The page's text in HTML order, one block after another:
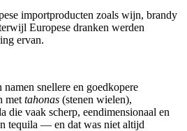
importproducten zoals wijn, brandy
Europese dranken werden
ervan.
snellere en goedkopere
met tahonas (stenen wielen),
die vaak scherp, eendimensionaal en
tequila — en dat was niet altijd